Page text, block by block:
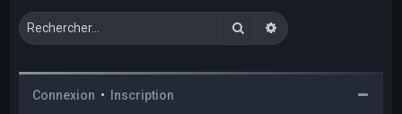
RechercherRecherche avancée
Connexion • Inscription